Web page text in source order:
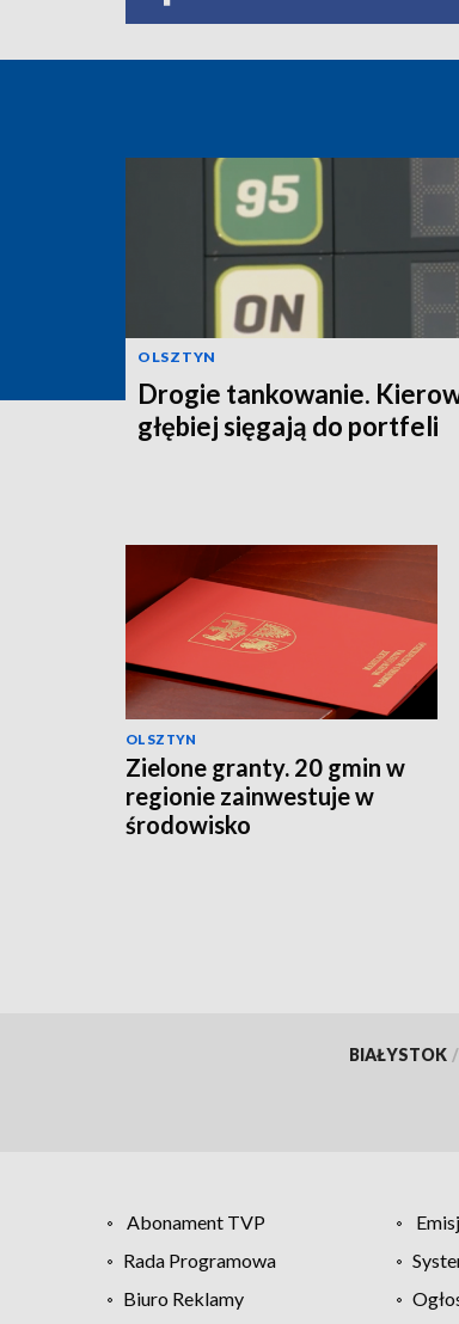
OLSZTYN
Drogie tankowanie.
głębiej sięgają do portfeli
OLSZTYN
Zielone granty. 20 gmin w
regionie zainwestuje w
środowisko
BIAŁYSTOK /
Abonament TVP
Rada Programowa
Biuro Reklamy